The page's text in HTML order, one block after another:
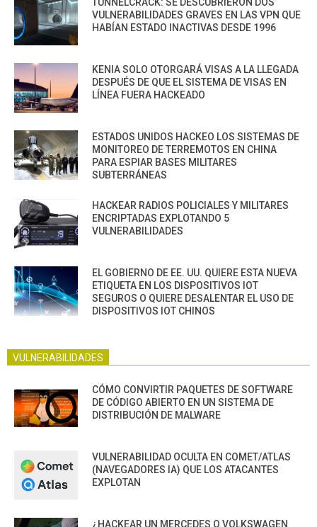
VULNERABILIDADES GRAVES EN LAS VPN QUE
HABÍAN ESTADO INACTIVAS DESDE 1996
KENIA SOLO OTORGARÁ VISAS A LA LLEGADA
DESPUÉS DE QUE EL SISTEMA DE VISAS EN
LÍNEA FUERA HACKEADO
ESTADOS UNIDOS HACKEO LOS SISTEMAS DE
MONITOREO DE TERREMOTOS EN CHINA
PARA ESPIAR BASES MILITARES
SUBTERRÁNEAS
HACKEAR RADIOS POLICIALES Y MILITARES
ENCRIPTADAS EXPLOTANDO 5
VULNERABILIDADES
EL GOBIERNO DE EE. UU. QUIERE ESTA NUEVA
ETIQUETA EN LOS DISPOSITIVOS IOT
SEGUROS O QUIERE DESALENTAR EL USO DE
DISPOSITIVOS IOT CHINOS
VULNERABILIDADES
CÓMO CONVIRTIR PAQUETES DE SOFTWARE
DE CÓDIGO ABIERTO EN UN SISTEMA DE
DISTRIBUCIÓN DE MALWARE
VULNERABILIDAD OCULTA EN COMET/ATLAS
(NAVEGADORES IA) QUE LOS ATACANTES
EXPLOTAN
¿HACKEAR UN MERCEDES O VOLKSWAGEN